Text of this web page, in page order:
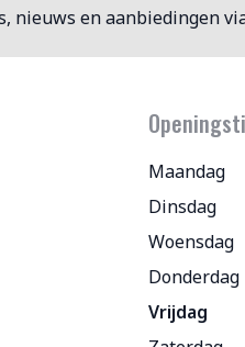
nieuws en aanbiedingen
Maandag
Dinsdag
Woensdag
Donderdag
Vrijdag